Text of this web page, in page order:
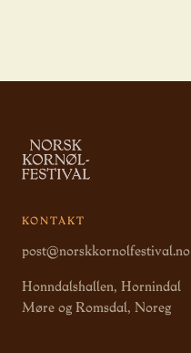
KONTAKT
post@norskkornolfestival.no
Honndalshallen, Hornindal
Møre og Romsdal, Noreg